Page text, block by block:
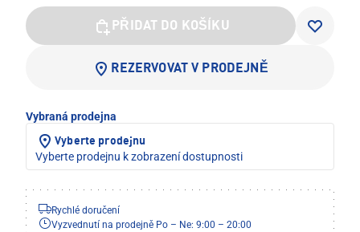
PŘIDAT DO KOŠÍKU
REZERVOVAT V PRODEJNĚ
Vybraná prodejna
Vyberte prodejnu
Vyberte prodejnu k zobrazení dostupnosti
Rychlé doručení
Vyzvednutí na prodejně Po – Ne: 9:00 – 20:00